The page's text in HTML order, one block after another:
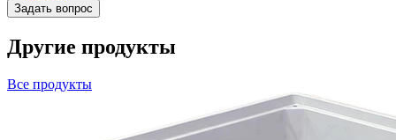
Другие продукты
Все продукты